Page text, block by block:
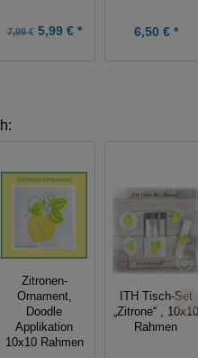
7,99 €5,99 € * 6,50 € *
Zitronen-
Ornament,
Doodle
Applikation
10x10 Rahmen
ITH Tisch-Set
„Zitrone“ , 10x10
Rahmen